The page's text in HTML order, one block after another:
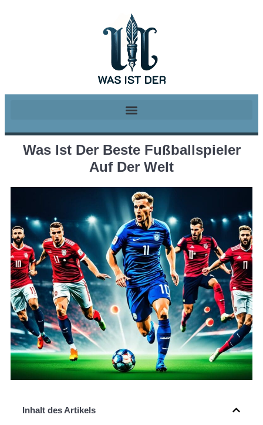
Was Ist Der Beste Fußballspieler
Auf Der Welt
Inhalt des Artikels